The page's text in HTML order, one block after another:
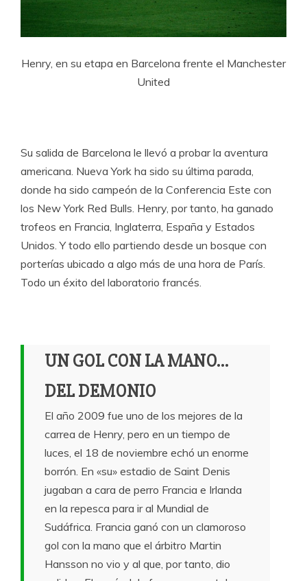
Henry, en su etapa en Barcelona frente el Manchester
United
Su salida de Barcelona le llevó a probar la aventura
americana. Nueva York ha sido su última parada,
donde ha sido campeón de la Conferencia Este con
los New York Red Bulls. Henry, por tanto, ha ganado
trofeos en Francia, Inglaterra, España y Estados
Unidos. Y todo ello partiendo desde un bosque con
porterías ubicado a algo más de una hora de París.
Todo un éxito del laboratorio francés.
UN GOL CON LA MANO…
DEL DEMONIO
El año 2009 fue uno de los mejores de la
carrea de Henry, pero en un tiempo de
luces, el 18 de noviembre echó un enorme
borrón. En «su» estadio de Saint Denis
jugaban a cara de perro Francia e Irlanda
en la repesca para ir al Mundial de
Sudáfrica. Francia ganó con un clamoroso
gol con la mano que el árbitro Martin
Hansson no vio y al que, por tanto, dio